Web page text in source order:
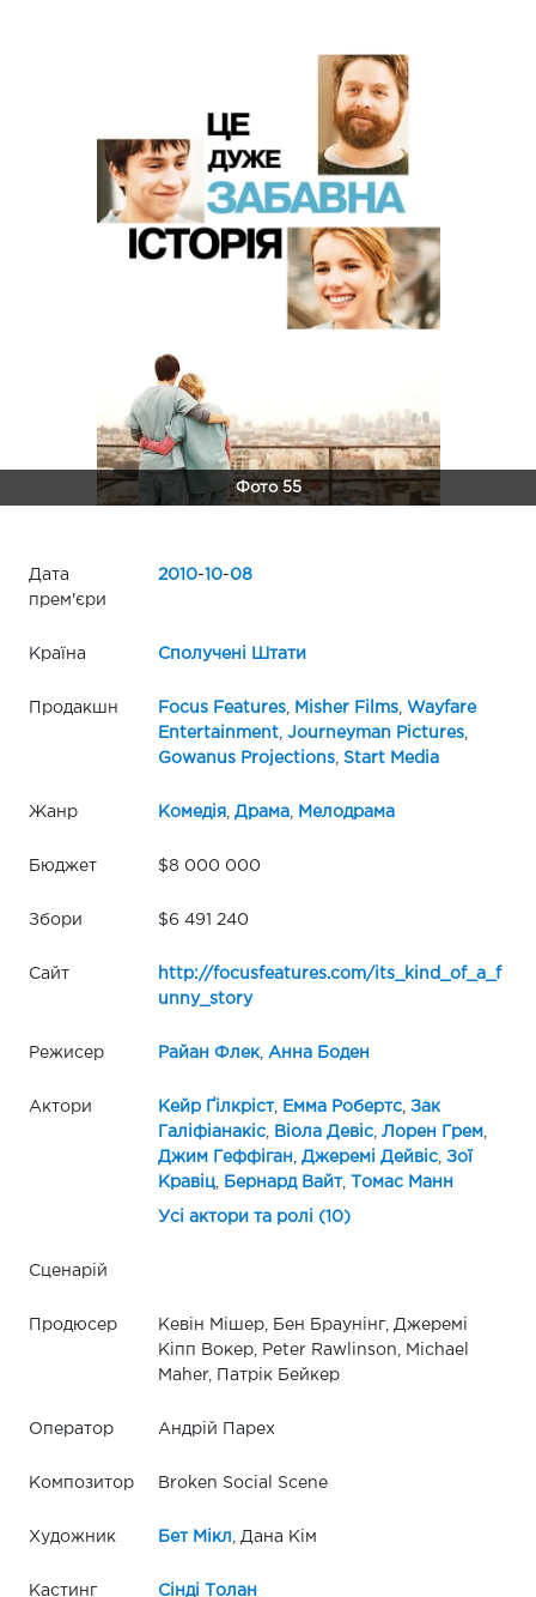
Фото 55
Дата
прем'єри
2010-10-08
Країна Сполучені Штати
Продакшн Focus Features, Misher Films,
Wayfare
Entertainment, Journeyman Pictures,
Gowanus Projections, Start Media
Жанр Комедія, Драма, Мелодрама
Бюджет $8 000 000
Збори $6 491 240
Сайт
http://focusfeatures.com/its_kind_of_a_f
unny_story
Режисер Райан Флек, Анна Боден
Актори Кейр Ґілкріст, Емма Робертс, Зак
Галіфіанакіс, Віола Девіс, Лорен Грем,
Джим Геффіган
Джеремі Дейвіс, Зої
Кравіц, Бернард Вайт, Томас Манн
Усі актори та ролі (10)
Сценарій
Продюсер
Кевін Мішер, Бен Браунінг, Джеремі
Кіпп Вокер, Peter Rawlinson, Michael
Maher, Патрік Бейкер
Оператор Андрій Парех
Композитор Broken Social Scene
Художник Бет Мікл , Дана Кім
Кастинг Сінді Толан